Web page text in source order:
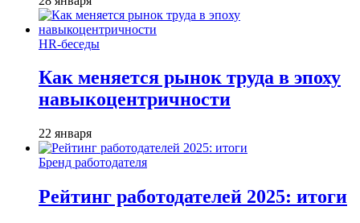
HR-беседы
Как меняется рынок труда в эпоху
навыкоцентричности
22 января
Бренд работодателя
Рейтинг работодателей 2025: итоги